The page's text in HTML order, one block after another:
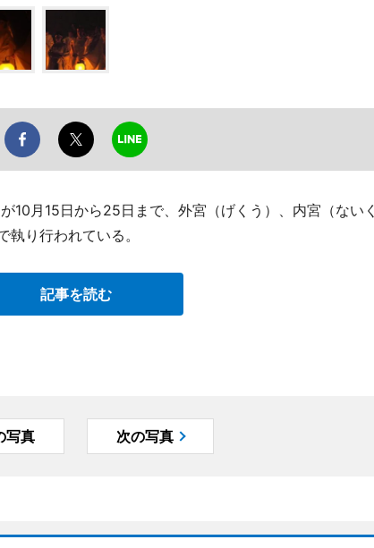
10月15日から25日まで、外宮（げくう）、内宮（ないく
り行われている。
記事を読む
写真 次の写真